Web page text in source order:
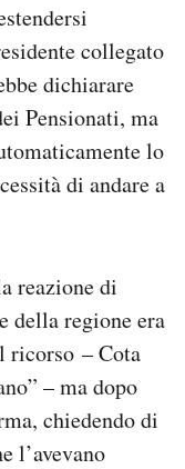
collegato
dichiarare
Pensionati, ma
lo
di andare a
reazione di
della regione era
ricorso – Cota
– ma dopo
chiedendo di
l’avevano